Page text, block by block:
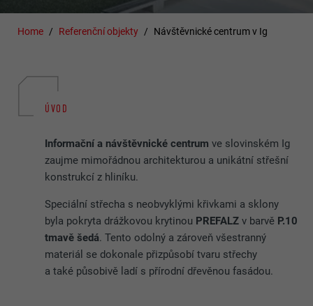
Home Referenční objekty Návštěvnické centrum v Ig
ÚVOD
Informační a návštěvnické centrumve slovinském Ig
zaujme mimořádnou architekturou a unikátní střešní
konstrukcí z hliníku.
Speciální střecha s neobvyklými křivkami a sklony
byla pokryta drážkovou krytinou PREFALZv barvě P.10
tmavě šedá. Tento odolný a zároveň všestranný
materiál se dokonale přizpůsobí tvaru střechy
a také působivě ladí s přírodní dřevěnou fasádou.